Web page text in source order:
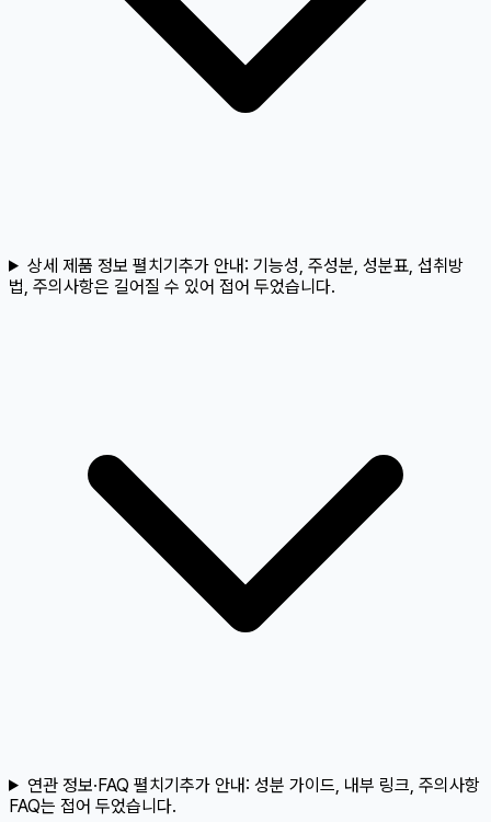
상세 제품 정보 펼치기추가 안내: 기능성, 주성분, 성분표, 섭취방
법, 주의사항은 길어질 수 있어 접어 두었습니다.
연관 정보·FAQ 펼치기추가 안내: 성분 가이드, 내부 링크, 주의사항
FAQ는 접어 두었습니다.